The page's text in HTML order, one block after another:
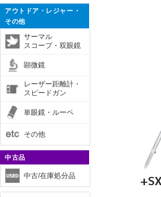
アウトドア・レジャー・
その他
サーマル
スコープ・双眼鏡
顕微鏡
レーザー距離計・
スピードガン
単眼鏡・ルーペ
その他
中古品
中古/在庫処分品